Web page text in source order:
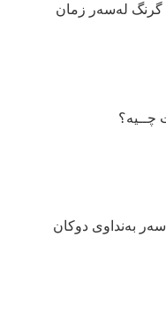
گرنگ لەسەر زمان
چــیە؟
بەنداوی دوكان